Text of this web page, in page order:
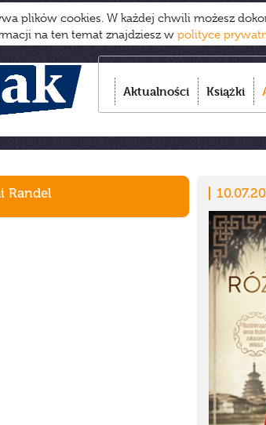
plików cookies. W każdej chwili możesz
na ten temat znajdziesz w polityce
Aktualności Książki
Randel